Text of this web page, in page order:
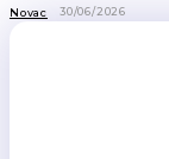
Novac 30/06/2026